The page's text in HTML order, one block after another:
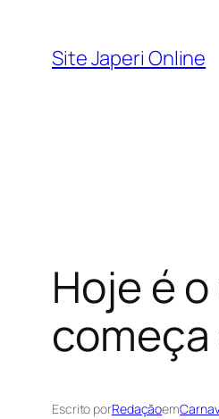
Site Japeri Online
Hoje é
começa
Escrito porRedaçãoem